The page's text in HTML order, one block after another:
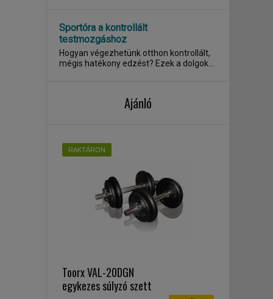
Sportóra a kontrollált
testmozgáshoz
Hogyan végezhetünk otthon kontrollált,
mégis hatékony edzést? Ezek a dolgok
Ajánló
RAKTÁRON
Toorx VAL-20DGN
egykezes súlyzó szett